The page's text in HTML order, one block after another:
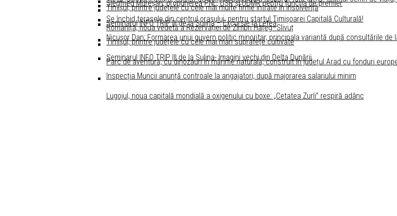
Siegfried Mureșan, propunerea PNL, USR și UDMR pentru funcţia de premier
Nicușor Dan: Formarea unui guvern politic minoritar, principala variantă după consultările de
Timișul, printre județele cu cele mai multe firme intrate în insolvență
Timișul, printre județele cu cele mai mari suprafețe cultivate
Inspecția Muncii anunță controale la angajatori, după majorarea salariului minim
Se închid terasele din centrul oraşului, pentru startul Timişoarei Capitală Culturală!
Seminarul INFO TRIP III de la Sulina – Excursie la Letea
Seminarul INFO TRIP III de la Sulina- Imagini vechi din Delta Dunării
Romanița, noua vedetă a Rezervației de Zimbri Hațeg–Slivuț
Parc de aventură, cu dinozauri în mărime naturală, construit în județul Arad cu fonduri
Lugojul, noua capitală mondială a oxigenului cu boxe: „Cetatea Zurli” respiră adânc